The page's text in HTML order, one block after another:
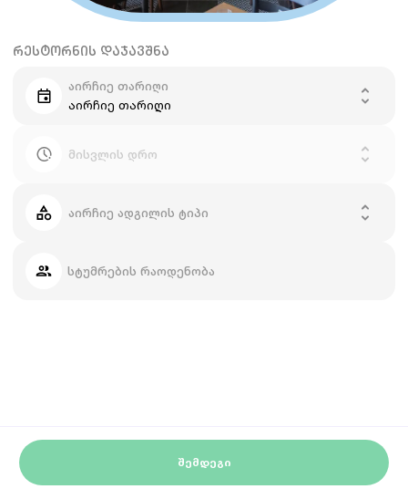
ᲠᲔᲡᲢᲝᲠᲜᲘᲡ ᲓᲐᲯᲐᲕᲨᲜᲐ
აირჩიე თარიღი
აირჩიე თარიღი
მისვლის დრო
აირჩიე ადგილის ტიპი
სტუმრების რაოდენობა
ᲨᲔᲛᲓᲔᲒᲘ